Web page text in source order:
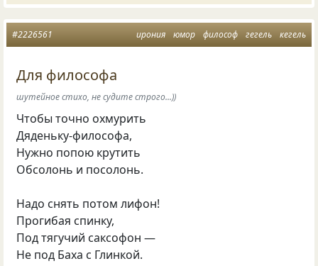
ирония юмор философ гегель кегель
#2226561
Для философа
шутейное стихо, не судите строго...))
Чтобы точно охмурить
Дяденьку-философа,
Нужно попою крутить
Обсолонь и посолонь.
Надо снять потом лифон!
Прогибая спинку,
Под тягучий саксофон —
Не под Баха с Глинкой.